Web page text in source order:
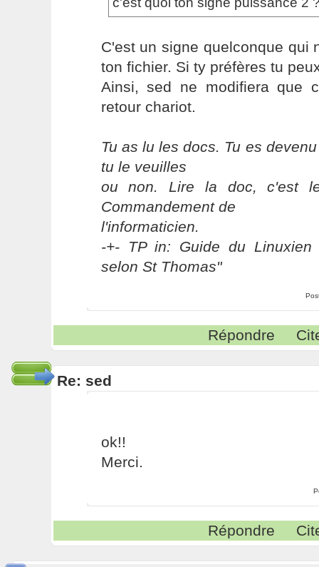
C'est un signe quelconque qui
ton fichier. Si ty préfères tu
Ainsi, sed ne modifiera que
retour chariot.
Tu as lu les docs. Tu es
tu le veuilles
ou non. Lire la doc, c'est
Commandement de
l'informaticien.
-+- TP in: Guide du Linuxien
selon St Thomas"
Répondre
Re: sed
ok!!
Merci.
Répondre